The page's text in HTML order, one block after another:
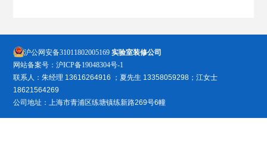
沪公网安备31011802005169 实验室装修公司
网站备案号：沪ICP备19048304号-1
联系人：朱经理 13616264916 ；夏先生 13358059298；江女士
18621564269
公司地址：上海市青浦区练塘镇练新路269号6幢